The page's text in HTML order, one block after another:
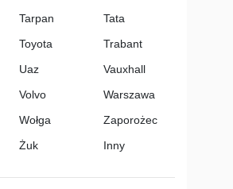
Tarpan
Tata
Toyota
Trabant
Uaz
Vauxhall
Volvo
Warszawa
Wołga
Zaporożec
Żuk Inny